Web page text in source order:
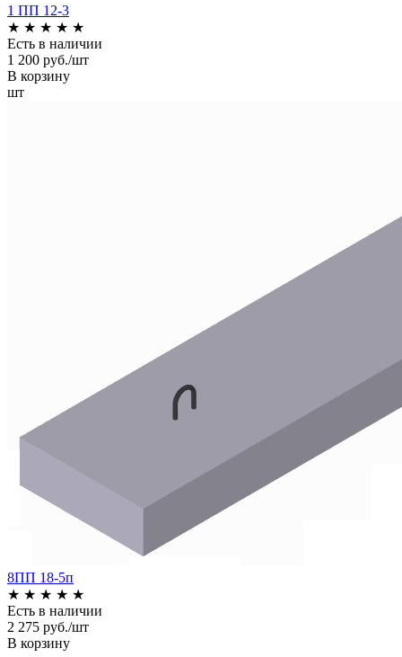
1 ПП 12-3
★ ★ ★ ★ ★
Есть в наличии
1 200 руб./шт
В корзину
шт
8ПП 18-5п
★ ★ ★ ★ ★
Есть в наличии
2 275 руб./шт
В корзину